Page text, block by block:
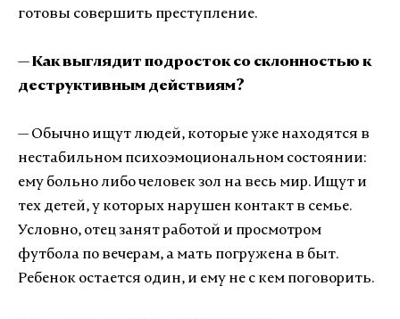
готовы совершить преступление.
— Как выглядит подросток со склонностью к
деструктивным действиям?
— Обычно ищут людей, которые уже находятся в
нестабильном психоэмоциональном состоянии:
ему больно либо человек зол на весь мир. Ищут и
тех детей, у которых нарушен контакт в семье.
Условно, отец занят работой и просмотром
футбола по вечерам, а мать погружена в быт.
Ребенок остается один, и ему не с кем поговорить.